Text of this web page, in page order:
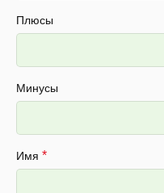
Плюсы
Минусы
Имя *